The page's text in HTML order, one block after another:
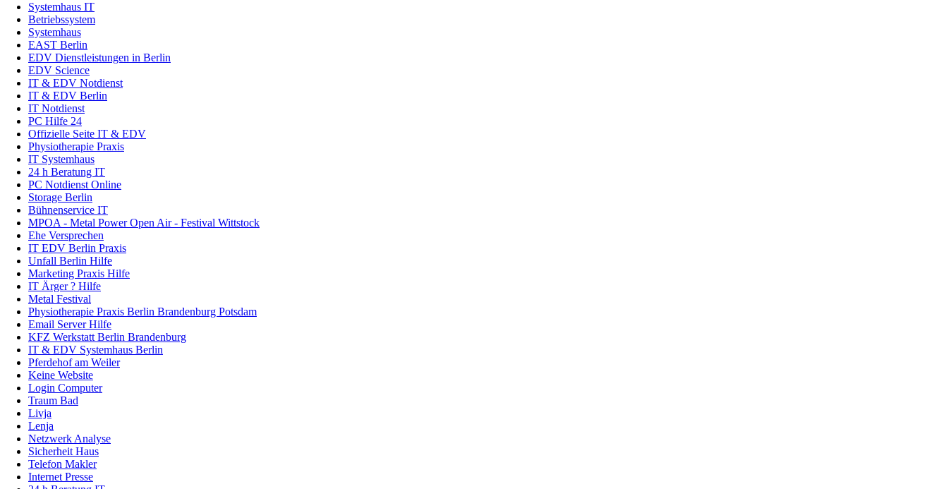
Systemhaus IT
Betriebssystem
Systemhaus
EAST Berlin
EDV Dienstleistungen in Berlin
EDV Science
IT & EDV Notdienst
IT & EDV Berlin
IT Notdienst
PC Hilfe 24
Offizielle Seite IT & EDV
Physiotherapie Praxis
IT Systemhaus
24 h Beratung IT
PC Notdienst Online
Storage Berlin
Bühnenservice IT
MPOA - Metal Power Open Air - Festival Wittstock
Ehe Versprechen
IT EDV Berlin Praxis
Unfall Berlin Hilfe
Marketing Praxis Hilfe
IT Ärger ? Hilfe
Metal Festival
Physiotherapie Praxis Berlin Brandenburg Potsdam
Email Server Hilfe
KFZ Werkstatt Berlin Brandenburg
IT & EDV Systemhaus Berlin
Pferdehof am Weiler
Keine Website
Login Computer
Traum Bad
Livja
Lenja
Netzwerk Analyse
Sicherheit Haus
Telefon Makler
Internet Presse